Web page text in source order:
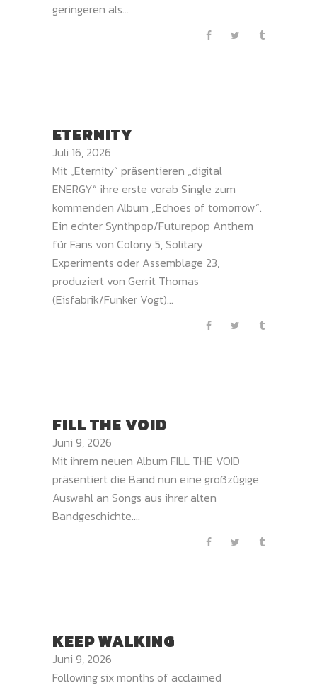
geringeren als...
ETERNITY
Juli 16, 2026
Mit „Eternity“ präsentieren „digital
ENERGY“ ihre erste vorab Single zum
kommenden Album „Echoes of tomorrow“.
Ein echter Synthpop/Futurepop Anthem
für Fans von Colony 5, Solitary
Experiments oder Assemblage 23,
produziert von Gerrit Thomas
(Eisfabrik/Funker Vogt)...
FILL THE VOID
Juni 9, 2026
Mit ihrem neuen Album FILL THE VOID
präsentiert die Band nun eine großzügige
Auswahl an Songs aus ihrer alten
Bandgeschichte....
KEEP WALKING
Juni 9, 2026
Following six months of acclaimed